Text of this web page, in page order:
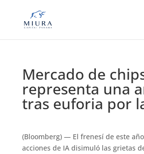
Mercado de
representa una
tras euforia por
(Bloomberg) — El frenesí de este
acciones de IA disimuló las grietas